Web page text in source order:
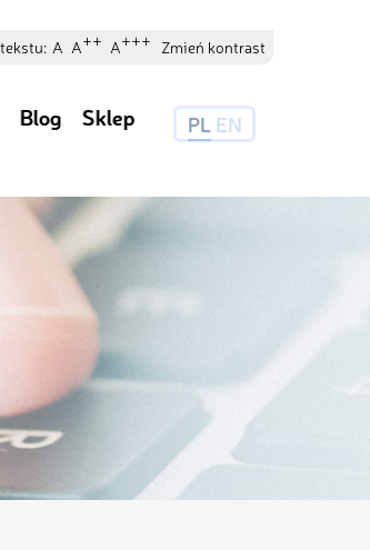
A A++ A+++ Zmień kontrast
Blog Sklep PL EN